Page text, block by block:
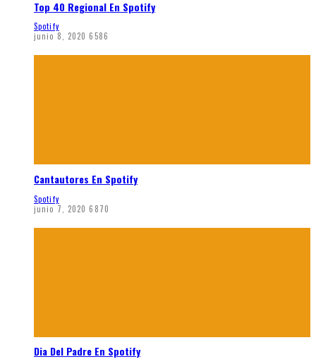
Top 40 Regional En Spotify
Spotify
junio 8, 2020 6586
Cantautores En Spotify
Spotify
junio 7, 2020 6870
Dia Del Padre En Spotify